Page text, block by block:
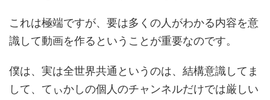
これは極端ですが、要は多くの人がわかる内容を意
識して動画を作るということが重要なのです。
僕は、実は全世界共通というのは、結構意識してま
して、てぃかしの個人のチャンネルだけでは厳しい